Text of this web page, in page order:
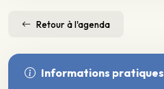
Retour à l'agenda
Informations pratiques